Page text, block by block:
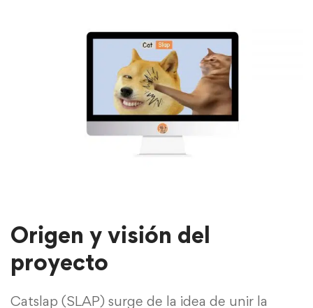
Origen y visión del
proyecto
Catslap (SLAP) surge de la idea de unir la